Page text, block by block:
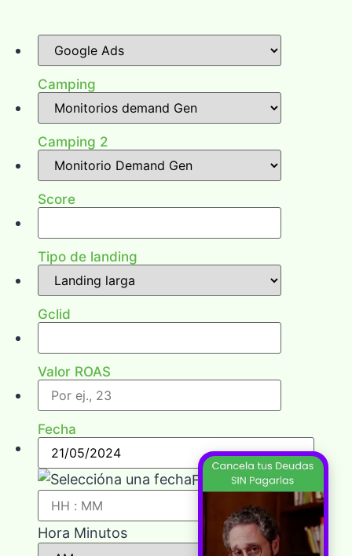
Camping
Camping 2
Score
Tipo de landing
Gclid
Valor ROAS
Fecha
Fecha
Hora Minutos